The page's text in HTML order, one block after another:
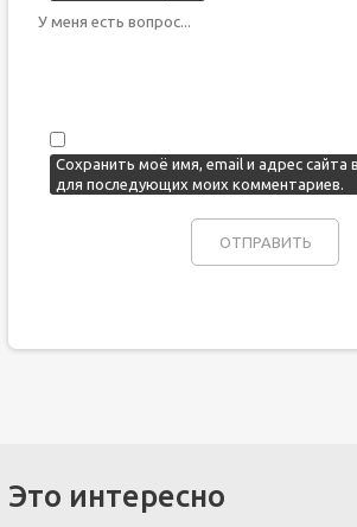
Сохранить моё имя, email и адрес сайта
для последующих моих комментариев.
Это интересно